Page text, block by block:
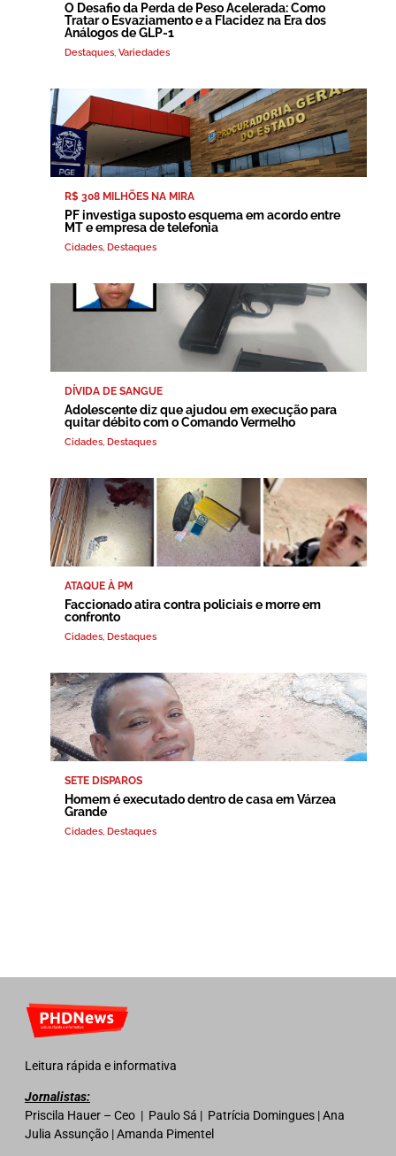
O Desafio da Perda de Peso Acelerada: Como
Tratar o Esvaziamento e a Flacidez na Era dos
Análogos de GLP-1
Destaques, Variedades
R$ 308 MILHÕES NA MIRA
PF investiga suposto esquema em acordo entre
MT e empresa de telefonia
Cidades, Destaques
DÍVIDA DE SANGUE
Adolescente diz que ajudou em execução para
quitar débito com o Comando Vermelho
Cidades, Destaques
ATAQUE À PM
Faccionado atira contra policiais e morre em
confronto
Cidades, Destaques
SETE DISPAROS
Homem é executado dentro de casa em Várzea
Grande
Cidades, Destaques
Leitura rápida e informativa
Jornalistas:
Priscila Hauer – Ceo | Paulo Sá | Patrícia Domingues | Ana
Julia Assunção | Amanda Pimentel